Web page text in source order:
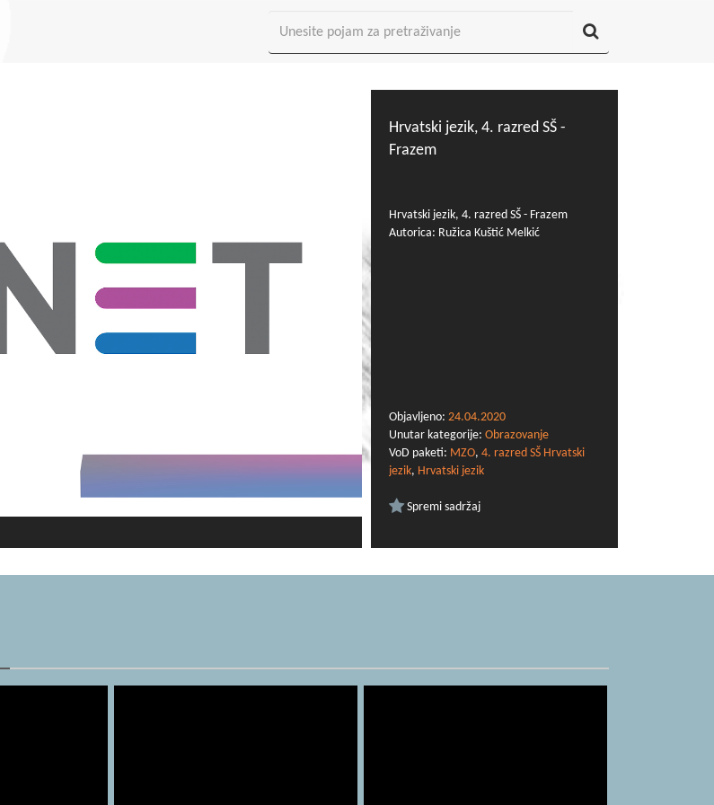
Hrvatski jezik, 4. razred SŠ -
Frazem
Hrvatski jezik, 4. razred SŠ - Frazem
Autorica: Ružica Kuštić Melkić
Objavljeno: 24.04.2020
Unutar kategorije: Obrazovanje
VoD paketi: MZO, 4. razred SŠ Hrvatski
jezik, Hrvatski jezik
Spremi sadržaj